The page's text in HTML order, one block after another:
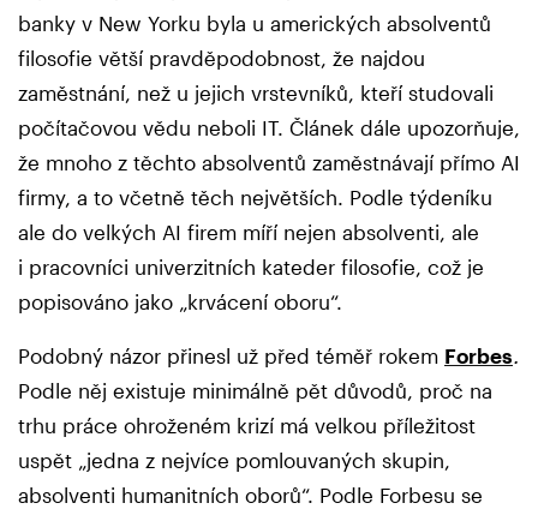
banky v New Yorku byla u amerických absolventů
filosofie větší pravděpodobnost, že najdou
zaměstnání, než u jejich vrstevníků, kteří studovali
počítačovou vědu neboli IT. Článek dále upozorňuje,
že mnoho z těchto absolventů zaměstnávají přímo AI
firmy, a to včetně těch největších. Podle týdeníku
ale do velkých AI firem míří nejen absolventi, ale
i pracovníci univerzitních kateder filosofie, což je
popisováno jako „krvácení oboru“.
Podobný názor přinesl už před téměř rokem Forbes.
Podle něj existuje minimálně pět důvodů, proč na
trhu práce ohroženém krizí má velkou příležitost
uspět „jedna z nejvíce pomlouvaných skupin,
absolventi humanitních oborů“. Podle Forbesu se